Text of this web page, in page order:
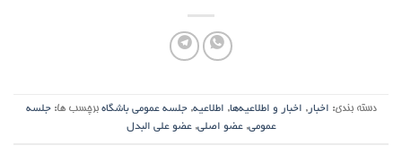
دسته بندی: اخبار, اخبار و اطلاعیه‌ها, اطلاعیه,جلسه عمومی باشگاه برچسب ها:جلسه
عمومی,عضو اصلی,عضو علی البدل